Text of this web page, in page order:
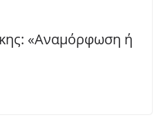
«Αναμόρφωση ή